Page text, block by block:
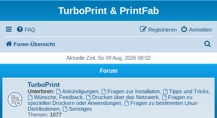
TurboPrint & PrintFab
FAQ Anmelden
Registrieren
Foren-Übersicht
h
Aktuelle Zeit: So 09 Aug, 2026 08:02
Forum
TurboPrint
Unterforen: Ankündigungen, Fragen zur Installation, Tipps und Tricks
Wünsche, Feedback
Drucken über das Netzwerk
Fragen zu
speziellen Druckern oder Anwendungen
Fragen zu bestimmten Linux-
Distributionen
Sonstiges
Themen: 1077